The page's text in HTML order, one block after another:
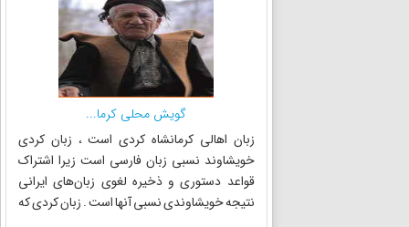
گویش محلی کرما...
زبان اهالی کرمانشاه کردی است ، زبان کردی
خویشاوند نسبی زبان فارسی است زیرا اشتراک
قواعد دستوری و ذخیره لغوی زبان‌های ایرانی
نتیجه خویشاوندی نسبی آنها است . زبان کردی که